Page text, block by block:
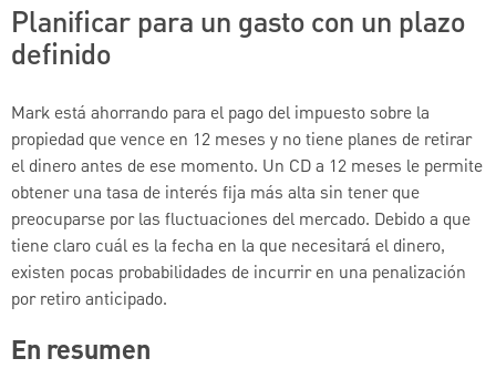
Planificar para un gasto con un plazo
definido
Mark está ahorrando para el pago del impuesto sobre la
propiedad que vence en 12 meses y no tiene planes de retirar
el dinero antes de ese momento. Un CD a 12 meses le permite
obtener una tasa de interés fija más alta sin tener que
preocuparse por las fluctuaciones del mercado. Debido a que
tiene claro cuál es la fecha en la que necesitará el dinero,
existen pocas probabilidades de incurrir en una penalización
por retiro anticipado.
En resumen